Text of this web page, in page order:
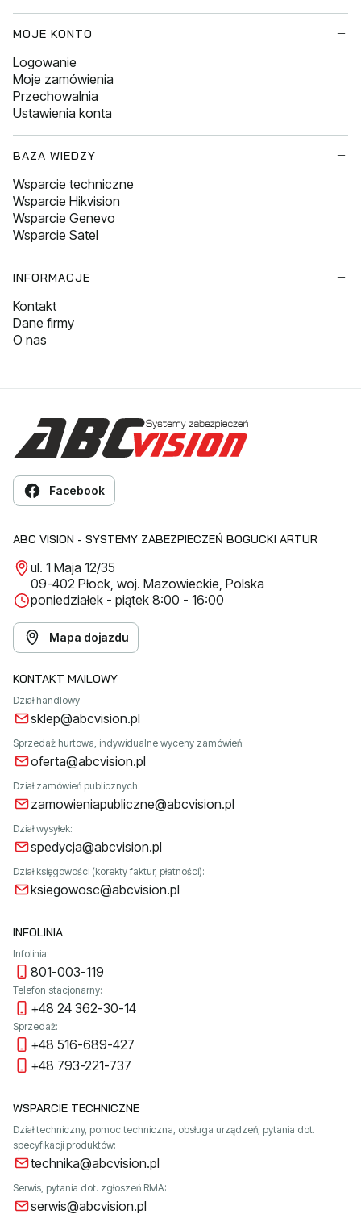
MOJE KONTO
Logowanie
Moje zamówienia
Przechowalnia
Ustawienia konta
BAZA WIEDZY
Wsparcie techniczne
Wsparcie Hikvision
Wsparcie Genevo
Wsparcie Satel
INFORMACJE
Kontakt
Dane firmy
O nas
Facebook
ABC VISION - SYSTEMY ZABEZPIECZEŃ BOGUCKI ARTUR
ul. 1 Maja 12/35
09-402 Płock, woj. Mazowieckie, Polska
poniedziałek - piątek 8:00 - 16:00
Mapa dojazdu
KONTAKT MAILOWY
Dział handlowy
sklep@abcvision.pl
Sprzedaż hurtowa, indywidualne wyceny zamówień:
oferta@abcvision.pl
Dział zamówień publicznych:
zamowieniapubliczne@abcvision.pl
Dział wysyłek:
spedycja@abcvision.pl
Dział księgowości (korekty faktur, płatności):
ksiegowosc@abcvision.pl
INFOLINIA
Infolinia:
801-003-119
Telefon stacjonarny:
+48 24 362-30-14
Sprzedaż:
+48 516-689-427
+48 793-221-737
WSPARCIE TECHNICZNE
Dział techniczny, pomoc techniczna, obsługa urządzeń, pytania dot.
specyfikacji produktów:
technika@abcvision.pl
Serwis, pytania dot. zgłoszeń RMA:
serwis@abcvision.pl